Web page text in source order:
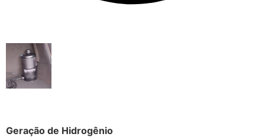
Geração de Hidrogênio